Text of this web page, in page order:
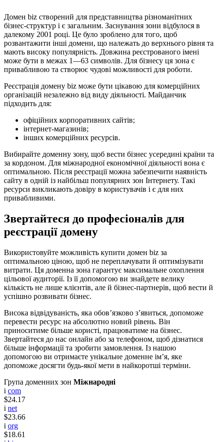
Домен biz створений для представництва різноманітних
бізнес-структур і є загальним. Заснування зони відбулося в
далекому 2001 році. Це було зроблено для того, щоб
розвантажити інші домени, що належать до верхнього рівня та
мають високу популярність. Довжина реєстрованого імені
може бути в межах 1—63 символів. Для бізнесу ця зона є
привабливою та створює чудові можливості для роботи.
Реєстрація домену biz може бути цікавою для комерційних
організацій незалежно від виду діяльності. Майданчик
підходить для:
офіційних корпоративних сайтів;
інтернет-магазинів;
інших комерційних ресурсів.
Вибирайте доменну зону, щоб вести бізнес усередині країни та
за кордоном. Для міжнародної економічної діяльності вона є
оптимальною. Після реєстрації можна забезпечити наявність
сайту в одній із найбільш популярних зон Інтернету. Такі
ресурси викликають довіру в користувачів і є для них
привабливими.
Звертайтеся до професіоналів для
реєстрації домену
Використовуйте можливість купити домен biz за
оптимальною ціною, щоб не переплачувати й оптимізувати
витрати. Ця доменна зона гарантує максимальне охоплення
цільової аудиторії. Із її допомогою ви знайдете велику
кількість не лише клієнтів, але й бізнес-партнерів, щоб вести й
успішно розвивати бізнес.
Висока відвідуваність, яка обов’язково з’явиться, допоможе
перевести ресурс на абсолютно новий рівень. Він
приноситиме більше користі, працюватиме на бізнес.
Звертайтеся до нас онлайн або за телефоном, щоб дізнатися
більше інформації та зробити замовлення. Із нашою
допомогою ви отримаєте унікальне доменне ім’я, яке
допоможе досягти будь-якої мети в найкоротші терміни.
Група доменних зон Міжнародні
i com
$24.17
i net
$23.66
i org
$18.61